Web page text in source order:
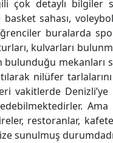
çok detaylı bilgiler
sahası,
buralarda
kulvarları
bulunduğu
nilüfer
vakitlerde
Ama
restoranlar,
sunulmuş